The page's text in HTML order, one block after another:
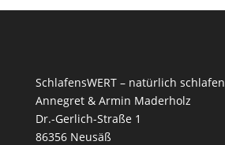
SchlafensWERT – natürlich schlafen
Annegret & Armin Maderholz
Dr.-Gerlich-Straße 1
86356 Neusäß